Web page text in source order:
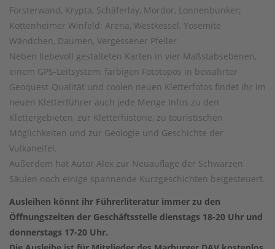
Försterwand, Krypta, Schäferlay, Mordor, Lonnenbunker;
Kottenheimer Winfeld: Arena, Westkessel, Yosemite
Wändchen, Daumen, Vergessener Pfeiler
Neben liebevoll gestalteten Karten in vier Maßstabsebenen,
einem GPS-Leitsystem, farbigen Fototopos in bewährter
Geoquest-Qualität und coolen neuen Kletterfotos findet ihr im
neuen Kletterführer auch jede Menge Infos zu den
Klettergebieten, zur Kletterhistorie, zu touristischen
Möglichkeiten und zur Geologie und Geschichte der
Vulkaneifel.
Außerdem hat Autor Alex zur Neuauflage der Schwarzen
Säulen noch einige spannende Kurzgeschichten beigesteuert.
Ausleihen könnt ihr Führerliteratur immer zu den
Öffnungszeiten der Geschäftsstelle dienstags 18-20 Uhr und
donnerstags 17-20 Uhr.